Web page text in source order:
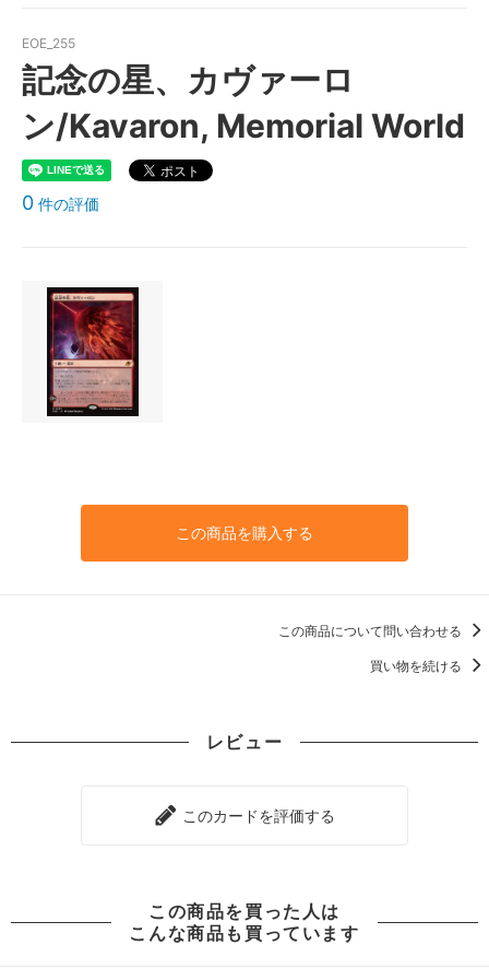
EOE_255
記念の星、カヴァーロ
ン/Kavaron, Memorial World
0 件の評価
この商品を購入する
この商品について問い合わせる
買い物を続ける
レビュー
このカードを評価する
この商品を買った人は
こんな商品も買っています